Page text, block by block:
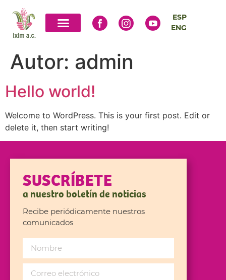
ESP
ENG
Autor: admin
Hello world!
Welcome to WordPress. This is your first post. Edit or
delete it, then start writing!
SUSCRÍBETE
a nuestro boletín de noticias
Recibe periódicamente nuestros
comunicados